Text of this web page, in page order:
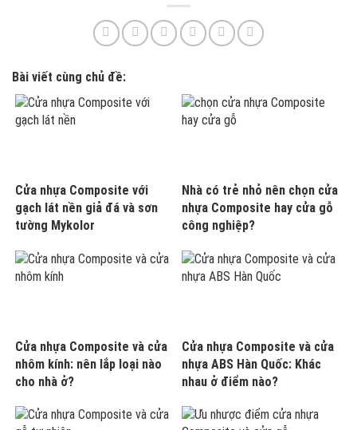
Bài viết cùng chủ đề:
Cửa nhựa Composite với
gạch lát nền giả đá và sơn
tường Mykolor
Nhà có trẻ nhỏ nên chọn cửa
nhựa Composite hay cửa gỗ
công nghiệp?
Cửa nhựa Composite và cửa
nhôm kính: nên lắp loại nào
cho nhà ở?
Cửa nhựa Composite và cửa
nhựa ABS Hàn Quốc: Khác
nhau ở điểm nào?